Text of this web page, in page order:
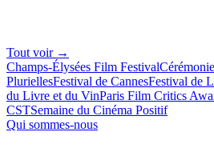
Tout voir →
Champs-Élysées Film Festival
PluriellesFestival de CannesFestival de
du Livre et du VinParis Film Critics
CSTSemaine du Cinéma Positif
Qui sommes-nous